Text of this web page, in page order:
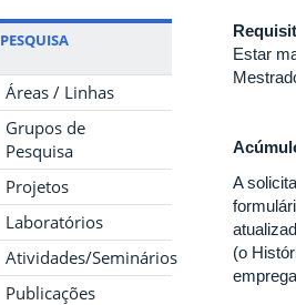
PESQUISA
Áreas / Linhas
Grupos de
Pesquisa
Projetos
Laboratórios
Atividades/Seminários
Publicações
Estar
A
(o